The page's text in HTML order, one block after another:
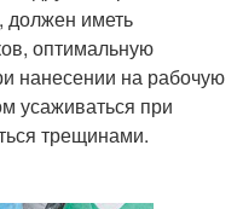
должен иметь
оптимальную
нанесении на рабочую
усаживаться при
трещинами.